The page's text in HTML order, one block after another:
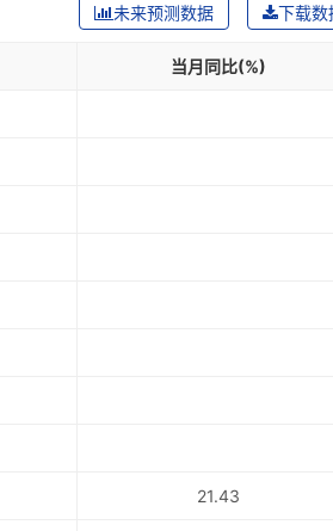
下载数
未来预测数据
当月同比(%)
21.43